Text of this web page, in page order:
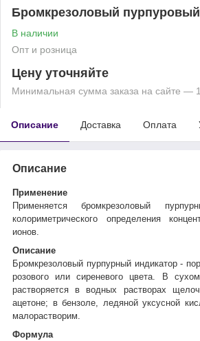
Бромкрезоловый пурпуровый
В наличии
Опт и розница
Цену уточняйте
Минимальная сумма заказа на сайте —
Описание Доставка Оплата
Описание
Применение
Применяется бромкрезоловый
колориметрического определения
ионов.
Описание
Бромкрезоловый пурпурный индикатор -
розового или сиреневого цвета. В
растворяется в водных растворах
ацетоне; в бензоле, ледяной уксусной
малорастворим.
Формула